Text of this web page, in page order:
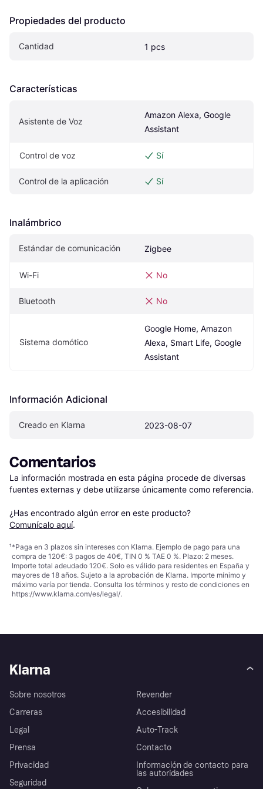
Propiedades del producto
Cantidad 1 pcs
Características
Asistente de Voz
Amazon Alexa, Google
Assistant
Control de voz Sí
Control de la aplicación Sí
Inalámbrico
Estándar de comunicación Zigbee
Wi-Fi No
Bluetooth No
Sistema domótico
Google Home, Amazon
Alexa, Smart Life, Google
Assistant
Información Adicional
Creado en Klarna 2023-08-07
Comentarios
La información mostrada en esta página procede de diversas
fuentes externas y debe utilizarse únicamente como referencia.
¿Has encontrado algún error en este producto?
Comunícalo aquí.
¹*Paga en 3 plazos sin intereses con Klarna. Ejemplo de pago para una
compra de 120€: 3 pagos de 40€, TIN 0 % TAE 0 %. Plazo: 2 meses.
Importe total adeudado 120€. Solo es válido para residentes en España y
mayores de 18 años. Sujeto a la aprobación de Klarna. Importe mínimo y
máximo varía por tienda. Consulta los términos y resto de condiciones en
https://www.klarna.com/es/legal/.
Klarna
Sobre nosotros
Carreras
Legal
Prensa
Privacidad
Seguridad
Revender
Accesibilidad
Auto-Track
Contacto
Información de contacto para
las autoridades